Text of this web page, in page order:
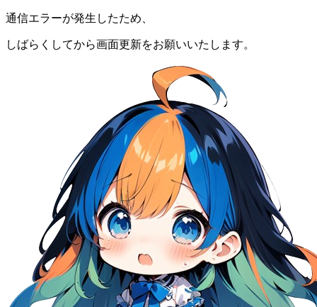
通信エラーが発生したため、
しばらくしてから画面更新をお願いいたします。